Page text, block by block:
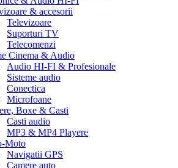
& accesorii
Televizoare
Suporturi TV
Telecomenzi
Cinema & Audio
Audio HI-FI & Profesionale
Sisteme audio
Conectica
Microfoane
Boxe & Casti
Casti audio
MP3 & MP4 Playere
Moto
Navigatii GPS
Camere auto